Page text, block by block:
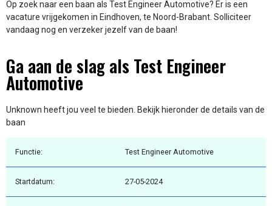
Op zoek naar een baan als Test Engineer Automotive? Er is een
vacature vrijgekomen in Eindhoven, te Noord-Brabant. Solliciteer
vandaag nog en verzeker jezelf van de baan!
Ga aan de slag als Test Engineer
Automotive
Unknown heeft jou veel te bieden. Bekijk hieronder de details van de
baan
Functie: Test Engineer Automotive
Startdatum: 27-05-2024